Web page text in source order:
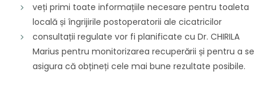
veți primi toate informațiile necesare pentru toaleta
locală și îngrijirile postoperatorii ale cicatricilor
consultații regulate vor fi planificate cu Dr. CHIRILA
Marius pentru monitorizarea recuperării și pentru a se
asigura că obțineți cele mai bune rezultate posibile.